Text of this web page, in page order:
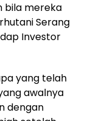
bila mereka
Serang
Investor
yang telah
awalnya
dengan